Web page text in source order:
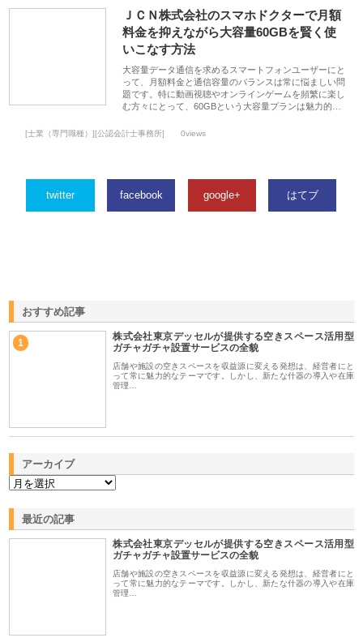
ＪＣＮ株式会社のスマホドクターで月額
料金を抑えながら大容量60GBを賢く使
いこなす方法
大容量データ通信を求めるスマートフォンユーザーにと
って、月額料金と通信容量のバランスは常に悩ましい問
題です。特に動画視聴やオンラインゲームを頻繁に楽し
む方々にとって、60GBという大容量プランは魅力的…
[士業（専門職種）][公認会計士事務所] 0views
twitter facebook google+ はてブ
おすすめ記事
1
株式会社東京デッセルが提供する空きスペース活用型
ガチャガチャ設置サービスの全貌
店舗や施設の空きスペースを収益源に変える発想は、経営者にと
って常に魅力的なテーマです。しかし、新たな什器の導入や在庫
管理…
アーカイブ
最近の記事
株式会社東京デッセルが提供する空きスペース活用型
ガチャガチャ設置サービスの全貌
店舗や施設の空きスペースを収益源に変える発想は、経営者にと
って常に魅力的なテーマです。しかし、新たな什器の導入や在庫
管理…